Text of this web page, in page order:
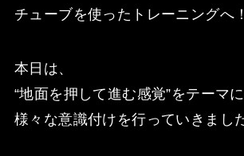
チューブを使ったトレーニングへ
本日は、
“地面を押して進む感覚”をテーマに
様々な意識付けを行っていきまし